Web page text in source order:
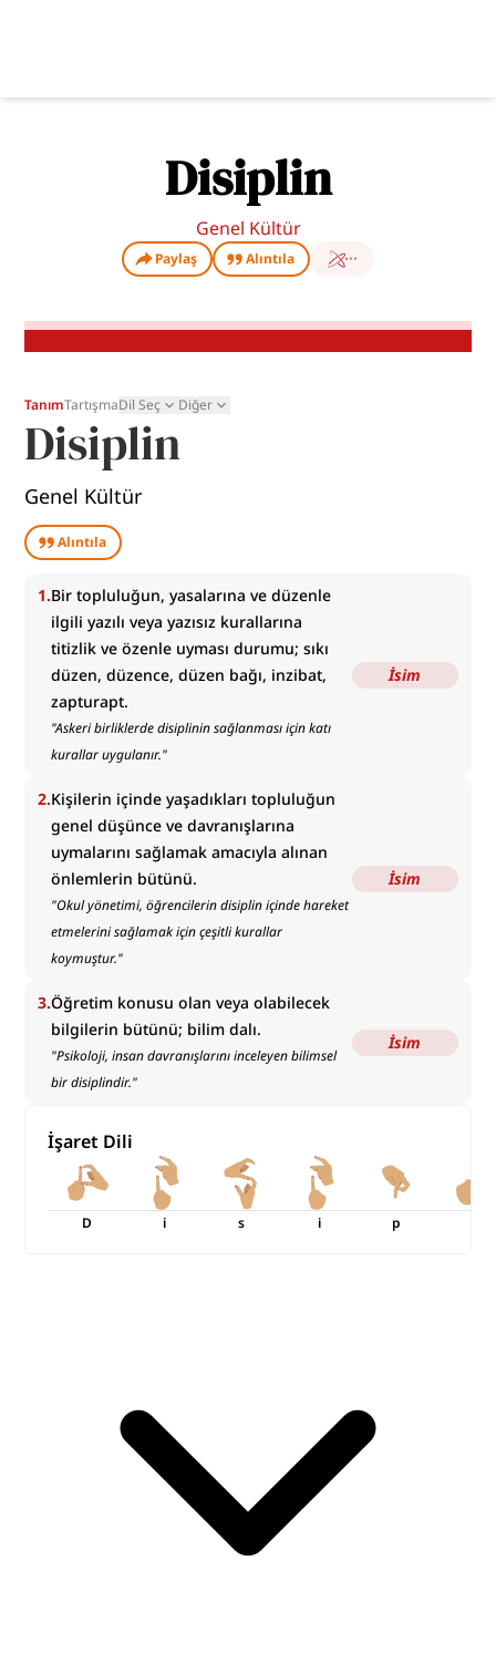
Disiplin
Genel Kültür
Paylaş Alıntıla
TanımTartışmaDil Seç Diğer
Disiplin
Genel Kültür
Alıntıla
1.Bir topluluğun, yasalarına ve düzenle
ilgili yazılı veya yazısız kurallarına
titizlik ve özenle uyması durumu; sıkı
düzen, düzence, düzen bağı, inzibat,
zapturapt.
"Askeri birliklerde disiplinin sağlanması için katı
kurallar uygulanır."
İsim
2.Kişilerin içinde yaşadıkları topluluğun
genel düşünce ve davranışlarına
uymalarını sağlamak amacıyla alınan
önlemlerin bütünü.
"Okul yönetimi, öğrencilerin disiplin içinde hareket
etmelerini sağlamak için çeşitli kurallar
koymuştur."
İsim
3.Öğretim konusu olan veya olabilecek
bilgilerin bütünü; bilim dalı.
"Psikoloji, insan davranışlarını inceleyen bilimsel
bir disiplindir."
İsim
İşaret Dili
D i s i p